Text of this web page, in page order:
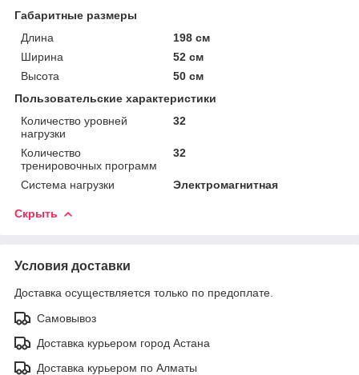
Габаритные размеры
Длина
198 см
Ширина
52 см
Высота
50 см
Пользовательские характеристики
Количество уровней
нагрузки
32
Количество
тренировочных программ
32
Система нагрузки Электромагнитная
Скрыть
Условия доставки
Доставка осуществляется только по предоплате.
Самовывоз
Доставка курьером город Астана
Доставка курьером по Алматы